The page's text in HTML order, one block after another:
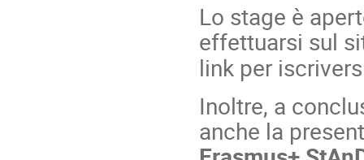
Lo stage è
effettuarsi sul
link per
Inoltre, a
anche la